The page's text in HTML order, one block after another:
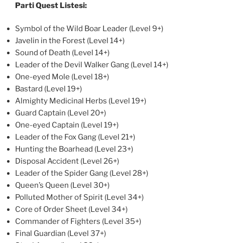
Parti Quest Listesi:
Symbol of the Wild Boar Leader (Level 9+)
Javelin in the Forest (Level 14+)
Sound of Death (Level 14+)
Leader of the Devil Walker Gang (Level 14+)
One-eyed Mole (Level 18+)
Bastard (Level 19+)
Almighty Medicinal Herbs (Level 19+)
Guard Captain (Level 20+)
One-eyed Captain (Level 19+)
Leader of the Fox Gang (Level 21+)
Hunting the Boarhead (Level 23+)
Disposal Accident (Level 26+)
Leader of the Spider Gang (Level 28+)
Queen’s Queen (Level 30+)
Polluted Mother of Spirit (Level 34+)
Core of Order Sheet (Level 34+)
Commander of Fighters (Level 35+)
Final Guardian (Level 37+)